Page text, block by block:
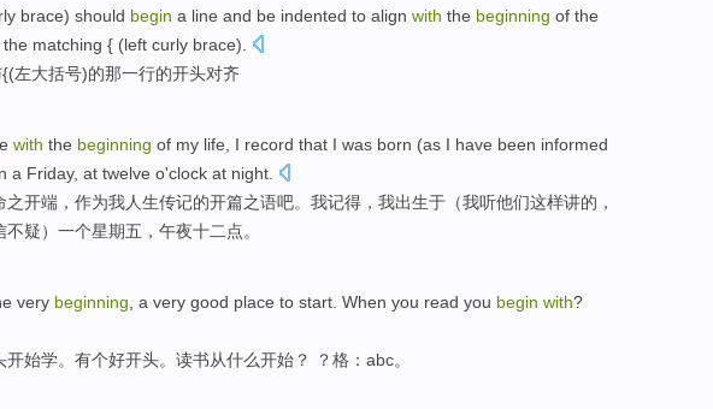
brace) should begin a line and be indented to align with the beginning of the
matching { (left curly brace).
{(左大括号)的那一行的开头对齐
with the beginning of my life I record that I was born (as I have been informed
a Friday, at twelve o'clock at night.
之开端 ， 作为我人生传记的开篇之语吧。 我记得，我出生于 （我听他们这样讲的，
不疑） 一个星期五 ，午夜十二点。
very beginning a very good place to start. When you read you begin with?
开始学。 有个好开头。 读书从什么开始？ ？格 ：abc。